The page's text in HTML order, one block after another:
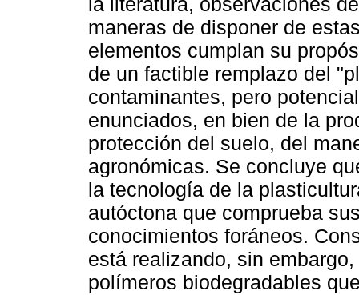
maneras de disponer de
elementos cumplan su
de un factible remplazo del
contaminantes, pero
enunciados, en bien de la
protección del suelo, del
agronómicas. Se concluye
la tecnología de la
autóctona que comprueba
conocimientos foráneos.
está realizando, sin
polímeros biodegradables